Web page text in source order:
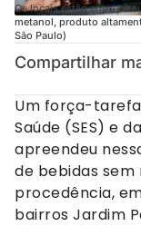
Os locais estão entre os
metanol, produto
São Paulo)
Compartilhar
Um força-
Saúde (SES) e
apreendeu
de bebidas
procedência,
bairros Jardim